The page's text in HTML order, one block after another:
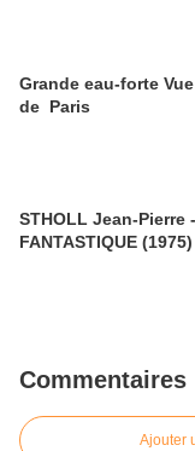
Grande eau-forte
de Paris
STHOLL Jean-Pierre
FANTASTIQUE (1975)
Commentaires
Ajouter